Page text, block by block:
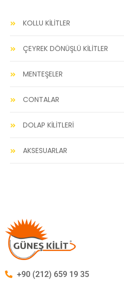
KOLLU KİLİTLER
ÇEYREK DÖNÜŞLÜ KİLİTLER
MENTEŞELER
CONTALAR
DOLAP KİLİTLERİ
AKSESUARLAR
+90 (212) 659 19 35